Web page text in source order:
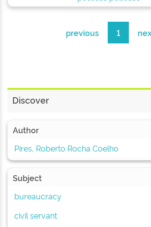
previous 1
Discover
Author
Pires, Roberto Rocha Coelho
Subject
bureaucracy
civil servant